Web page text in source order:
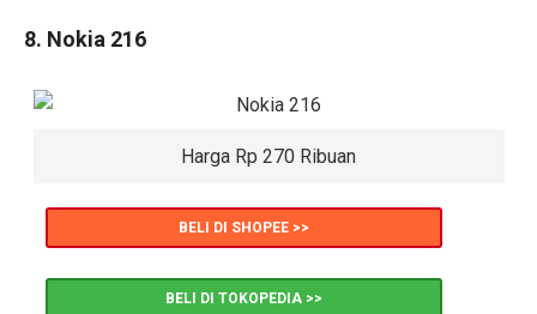
8. Nokia 216
Harga Rp 270 Ribuan
BELI DI SHOPEE >>
BELI DI TOKOPEDIA >>